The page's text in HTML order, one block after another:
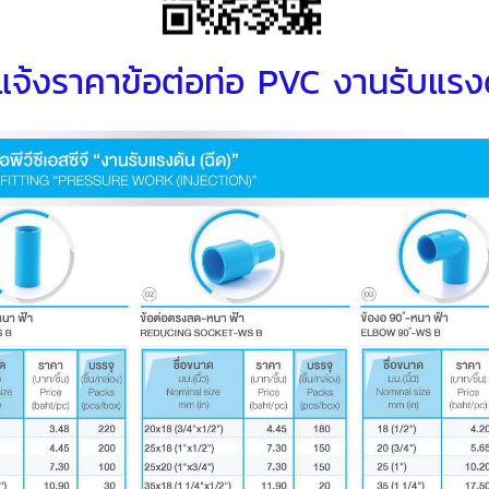
จ้งราคาข้อต่อท่อ PVC งานรับแร